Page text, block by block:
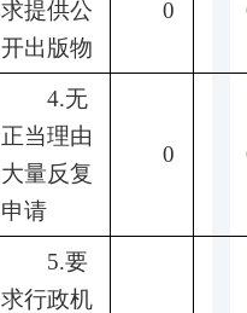
求提供公
开出版物
0
4.无
正当理由
大量反复
申请
0
5.要
求行政机